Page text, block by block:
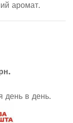
аромат.
день в день.